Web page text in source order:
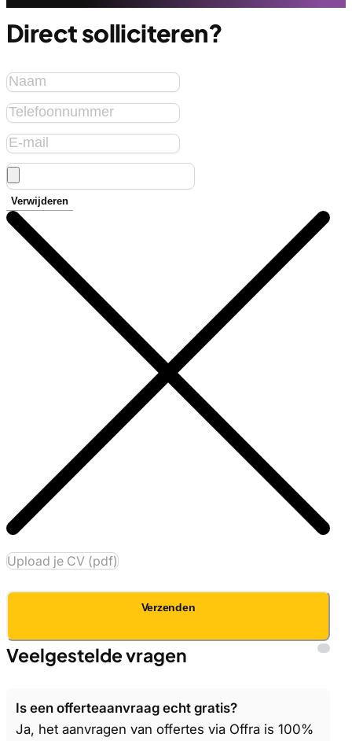
Direct solliciteren?
Verwijderen
Upload je CV (pdf)
Verzenden
Veelgestelde vragen
Is een offerteaanvraag echt gratis?
Ja, het aanvragen van offertes via Offra is 100%